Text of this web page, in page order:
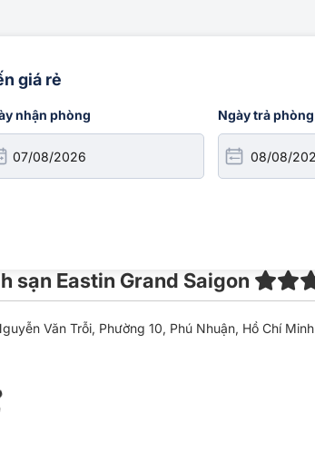
giá rẻ
nhận phòng Ngày trả phòng
sạn Eastin Grand Saigon
Văn Trỗi, Phường 10, Phú Nhuận, Hồ Chí Minh